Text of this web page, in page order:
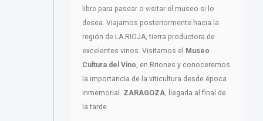
libre para pasear o visitar el museo si lo
desea. Viajamos posteriormente hacia la
región de LA RIOJA, tierra productora de
excelentes vinos. Visitamos el Museo
Cultura del Vino, en Briones y conoceremos
la importancia de la viticultura desde época
inmemorial. ZARAGOZA, llegada al final de
la tarde.